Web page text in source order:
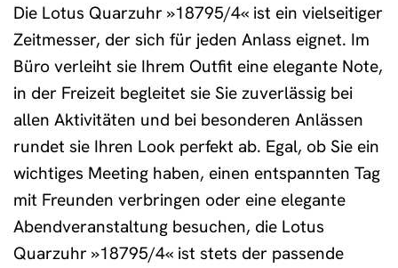
Die Lotus Quarzuhr »18795/4« ist ein vielseitiger
Zeitmesser, der sich für jeden Anlass eignet. Im
Büro verleiht sie Ihrem Outfit eine elegante Note,
in der Freizeit begleitet sie Sie zuverlässig bei
allen Aktivitäten und bei besonderen Anlässen
rundet sie Ihren Look perfekt ab. Egal, ob Sie ein
wichtiges Meeting haben, einen entspannten Tag
mit Freunden verbringen oder eine elegante
Abendveranstaltung besuchen, die Lotus
Quarzuhr »18795/4« ist stets der passende